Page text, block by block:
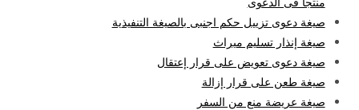
صيغة دعوى تزييل حكم اجنبى بالصيغة التنفيذية
صيغة إنذار تسليم ميراث
صيغة دعوى تعويض على قرار إعتقال
صيغة طعن على قرار إزالة
صيغة عريضة منع من السفر